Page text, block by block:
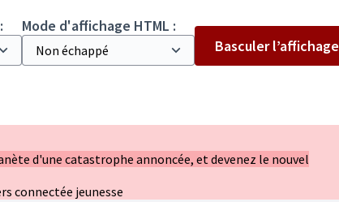
Mode d'affichage HTML :
Basculer l’affichage
d'une catastrophe annoncée, et devenez le nouvel
connectée jeunesse